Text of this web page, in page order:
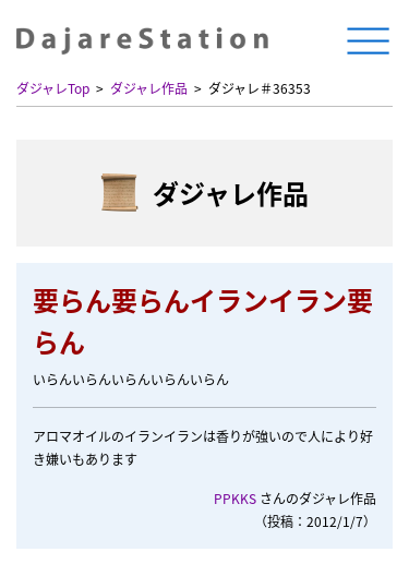
ダジャレTop ダジャレ作品 ダジャレ＃36353
ダジャレ作品
要らん要らんイランイラン要
らん
いらんいらんいらんいらんいらん
アロマオイルのイランイランは香りが強いので人により好
き嫌いもあります
PPKKS さんのダジャレ作品
（投稿：2012/1/7）